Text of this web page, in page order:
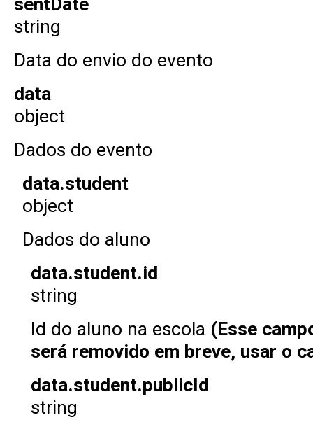
string
Data do envio do evento
data
object
Dados do evento
data.student
object
Dados do aluno
data.student.id
string
Id do aluno na escola (Esse
será removido em breve, usar o
data.student.publicId
string